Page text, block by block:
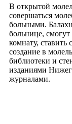
В открытой
совершаться
больными.
больнице,
комнату, ставить
создание в
библиотеки и
изданиями
журналами.